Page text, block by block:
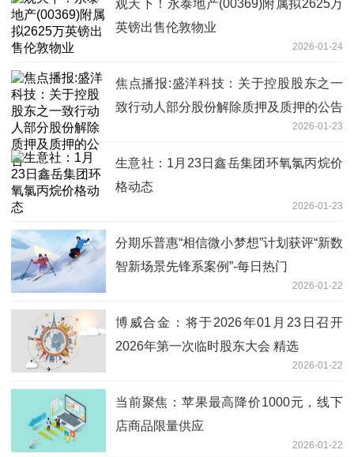
观天下！永泰地产(00369)附属拟2625万
英镑出售伦敦物业
2026-01-24
焦点播报:盛洋科技：关于控股股东之一
致行动人部分股份解除质押及质押的公告
2026-01-23
生意社：1月23日鑫岳集团环氧氯丙烷价
格动态
2026-01-23
分期乐普惠“相信微小梦想”计划获评“新数
智新场景先锋系案例”-每日热门
2026-01-22
博威合金：将于2026年01月23日召开
2026年第一次临时股东大会 精选
2026-01-22
当前聚焦：苹果最高降价1000元，线下
店商品限量供应
2026-01-22